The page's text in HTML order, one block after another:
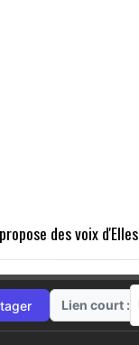
des voix d'Elles
Lien court :